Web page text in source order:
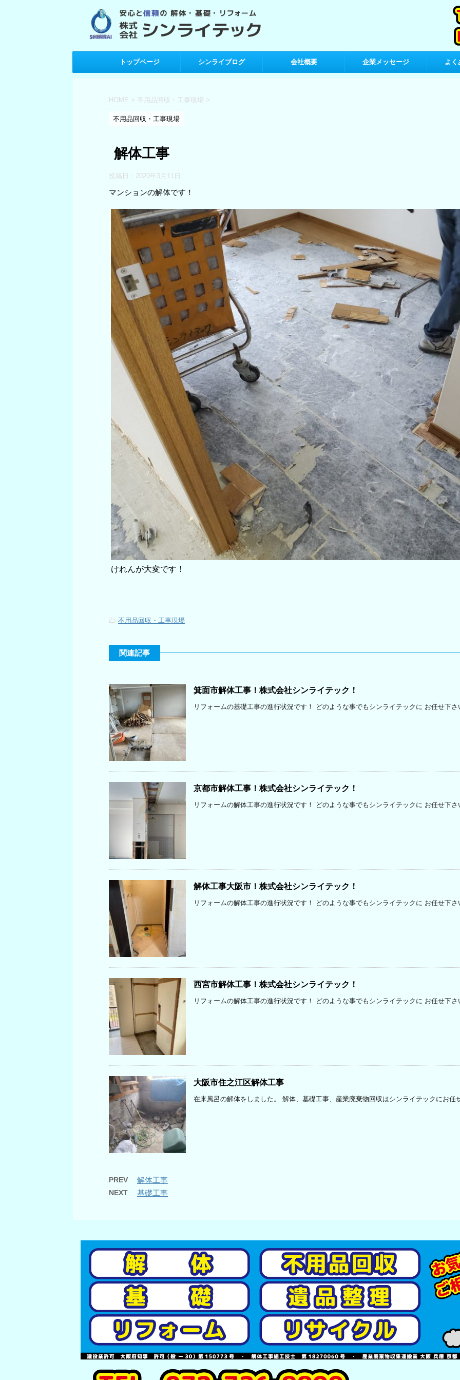
トップページ シンライブログ 会社概要 企業メッセージ よく
HOME > 不用品回収・工事現場 >
不用品回収・工事現場
解体工事
投稿日： 2020年3月11日
マンションの解体です！
けれんが大変です！
-不用品回収・工事現場
関連記事
箕面市解体工事！株式会社シンライテック！
リフォームの基礎工事の進行状況です！ どのような事でもシンライテックに お任せ下さ
京都市解体工事！株式会社シンライテック！
リフォームの解体工事の進行状況です！ どのような事でもシンライテックに お任せ下さ
解体工事大阪市！株式会社シンライテック！
リフォームの解体工事の進行状況です！ どのような事でもシンライテックに お任せ下さ
西宮市解体工事！株式会社シンライテック！
リフォームの解体工事の進行状況です！ どのような事でもシンライテックに お任せ下さ
大阪市住之江区解体工事
在来風呂の解体をしました。 解体、基礎工事、産業廃棄物回収はシンライテックにお任
PREV 解体工事
NEXT 基礎工事